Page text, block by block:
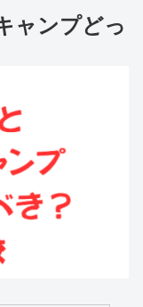
ャンプどっ